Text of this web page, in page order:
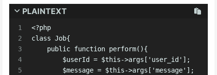
PLAINTEXT
1
2
3
4
5
<?php
class Job{
    public function perform(){
        $userId = $this->args['user_id'];
        $message = $this->args['message'];